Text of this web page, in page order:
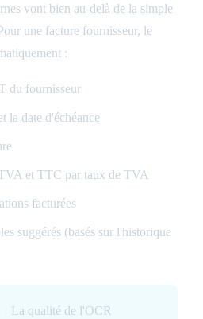
vont bien au-delà de la simple
une facture fournisseur, le
:
du fournisseur
la date d'échéance
et TTC par taux de TVA
facturées
suggérés (basés sur l'historique
La qualité de l'OCR